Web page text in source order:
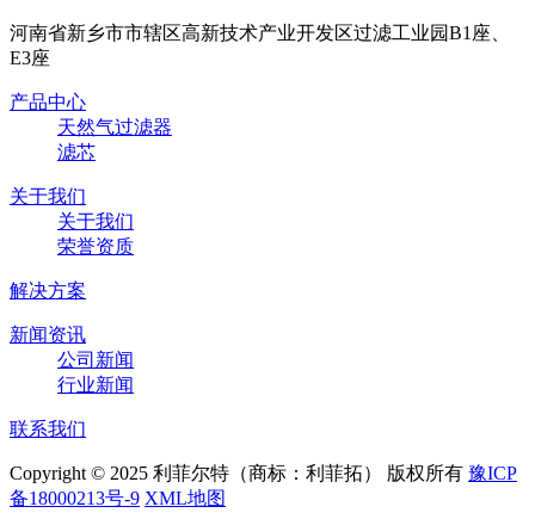
河南省新乡市市辖区高新技术产业开发区过滤工业园B1座、
E3座
产品中心
天然气过滤器
滤芯
关于我们
关于我们
荣誉资质
解决方案
新闻资讯
公司新闻
行业新闻
联系我们
Copyright © 2025 利菲尔特（商标：利菲拓） 版权所有 豫ICP
备18000213号-9 XML地图